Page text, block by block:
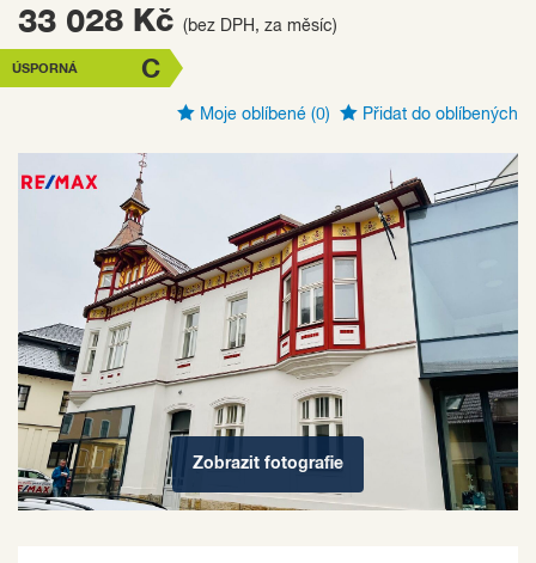
33 028 Kč (bez DPH, za měsíc)
C
ÚSPORNÁ
Moje oblíbené (0) Přidat do oblíbených
Zobrazit fotografie